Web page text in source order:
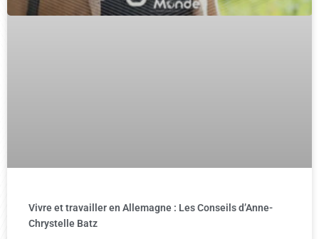
Vivre et travailler en Allemagne : Les Conseils d’Anne-
Chrystelle Batz